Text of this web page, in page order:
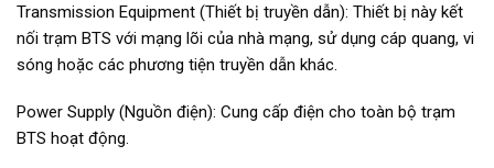
Transmission Equipment (Thiết bị truyền dẫn): Thiết bị này kết
nối trạm BTS với mạng lõi của nhà mạng, sử dụng cáp quang, vi
sóng hoặc các phương tiện truyền dẫn khác.
Power Supply (Nguồn điện): Cung cấp điện cho toàn bộ trạm
BTS hoạt động.